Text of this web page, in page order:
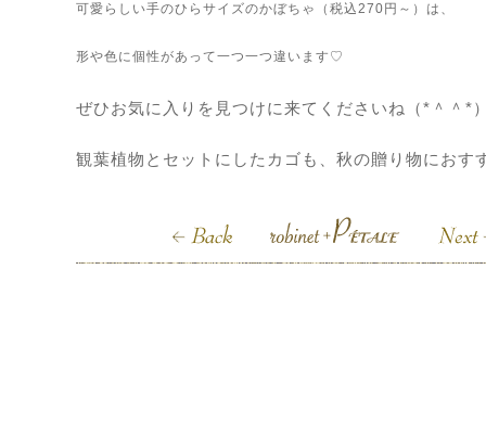
可愛らしい手のひらサイズのかぼちゃ（税込270円～）は、
形や色に個性があって一つ一つ違います♡
ぜひお気に入りを見つけに来てくださいね（*＾＾*
観葉植物とセットにしたカゴも、秋の贈り物にお